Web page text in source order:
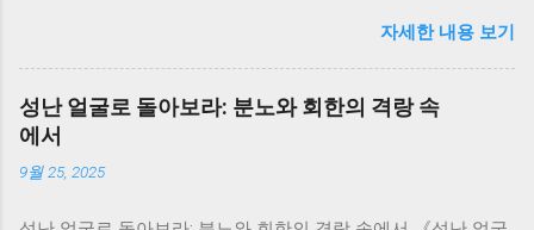
책 속 세상에 흠뻑 빠져들게 만듭니다. 저는 이 책을 통해 한국
의 근현대사를 생생하게 느끼면서, 동시에 인간 삶의 덧없음과
강인함에 대해 깊이 생각해 볼 수 있었습니다. 소설은 서희의 삶
을 중심으로 전개됩니다. 그녀의 삶은 단순한 개인의 이야기가
아니라, 일제강점기부터 한국전쟁, 그리고 산업화 시대까지 격
동의 시대를 살아온 한국인들의 삶의 축소판과 같습니다. 서희
자세한 내용 보기
성난 얼굴로 돌아보라: 분노와 회한의 격랑 속
에서
9월 25, 2025